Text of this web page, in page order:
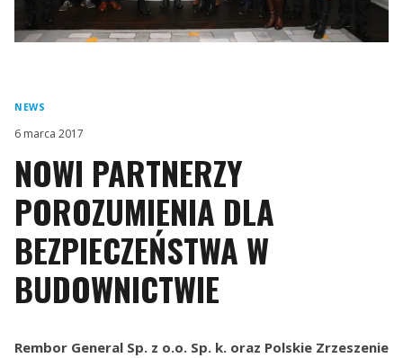
NEWS
6 marca 2017
NOWI PARTNERZY
POROZUMIENIA DLA
BEZPIECZEŃSTWA W
BUDOWNICTWIE
Rembor General Sp. z o.o. Sp. k. oraz Polskie Zrzeszenie